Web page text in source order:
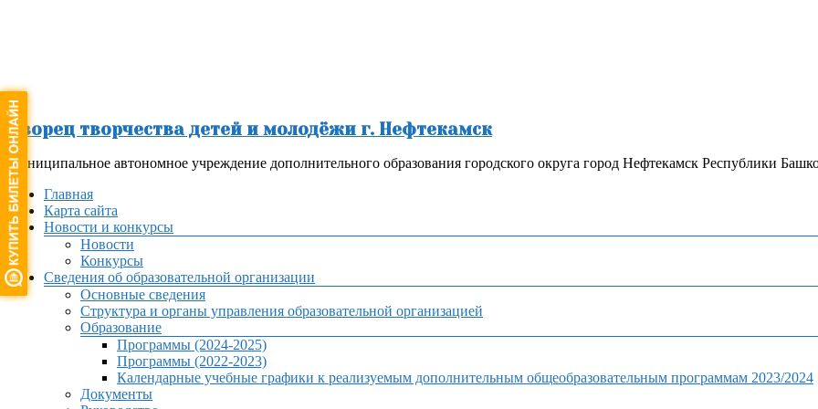
Дворец творчества детей и молодёжи г. Нефтекамск
Муниципальное автономное учреждение дополнительного образования городского округа город Нефтекамск Республики
МенюГлавная
Карта сайта
Новости и конкурсы
Новости
Конкурсы
Сведения об образовательной организации
Основные сведения
Структура и органы управления образовательной организацией
Образование
Программы (2024-2025)
Программы (2022-2023)
Календарные учебные графики к реализуемым дополнительным общеобразовательным программам 2023/2024
Документы